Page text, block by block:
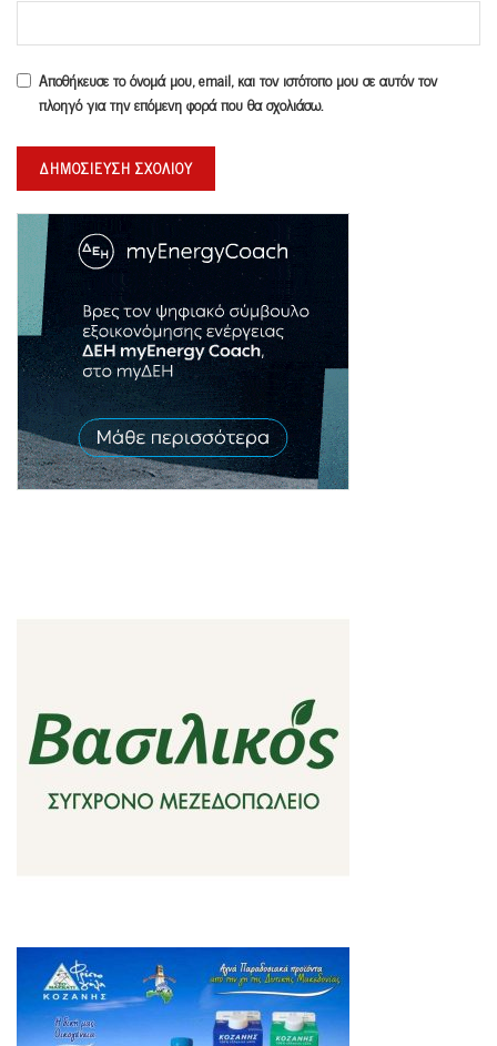
Αποθήκευσε το όνομά μου, email, και τον ιστότοπο μου σε αυτόν τον
πλοηγό για την επόμενη φορά που θα σχολιάσω.